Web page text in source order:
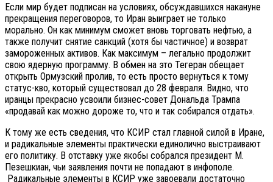
Если мир будет подписан на условиях, обсуждавшихся накануне
прекращения переговоров, то Иран выиграет не только
морально. Он как минимум сможет вновь торговать нефтью, а
также получит снятие санкций (хотя бы частичное) и возврат
замороженных активов. Как максимум – легально продолжит
свою ядерную программу. В обмен на это Тегеран обещает
открыть Ормузский пролив, то есть просто вернуться к тому
статус-кво, который существовал до 28 февраля. Видно, что
иранцы прекрасно усвоили бизнес-совет Дональда Трампа
«продавай как можно дороже то, что и так собирался отдать».
К тому же есть сведения, что КСИР стал главной силой в Иране,
и радикальные элементы практически единолично выстраивают
его политику. В отставку уже якобы собрался президент М.
Пезешкиан, чьи заявления почти не попадают в инфополе.
Радикальные элементы в КСИР уже завоевали достаточно